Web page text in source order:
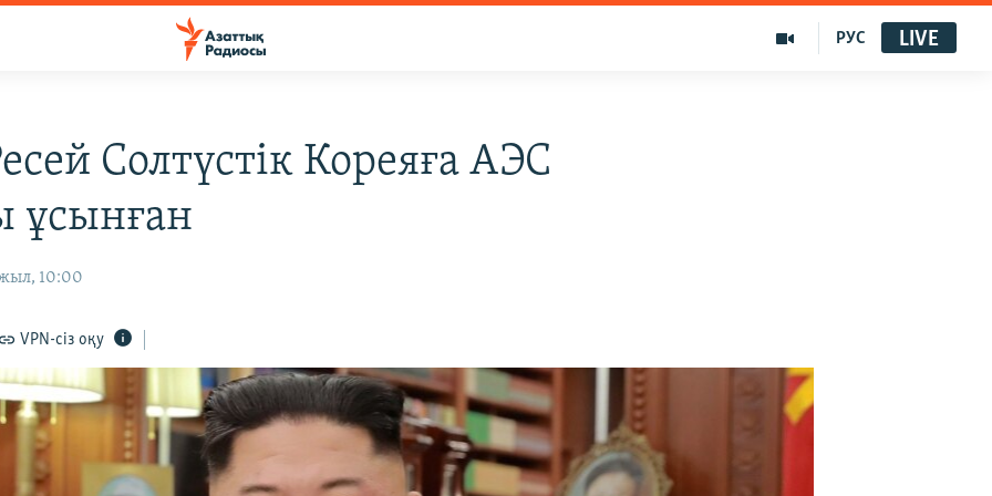
РУС LIVE
Солтүстік Кореяға АЭС
ұсынған
10:00
VPN-сіз оқу